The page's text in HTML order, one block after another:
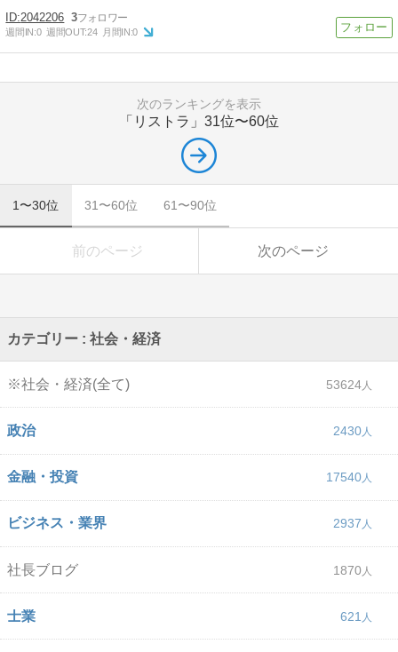
2042206 3
週間IN:0 週間OUT:24 月間IN:0
次のランキングを表示
「リストラ」 31位〜60位
1〜30位 31〜60位 61〜90位
前のページ 次のページ
カテゴリー : 社会・経済
※社会・経済(全て) 53624
政治 2430
金融・投資 17540
ビジネス・業界 2937
社長ブログ 1870
士業 621